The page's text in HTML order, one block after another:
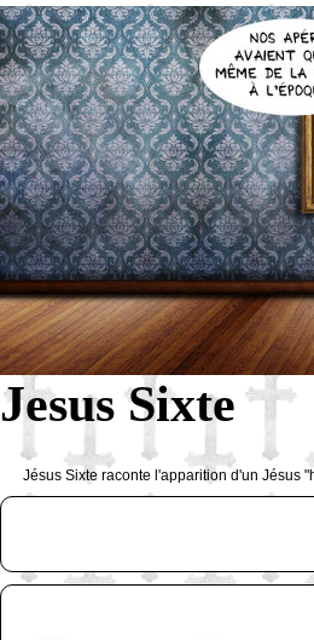
Jesus Sixte
Jésus Sixte raconte l'apparition d'un Jésus